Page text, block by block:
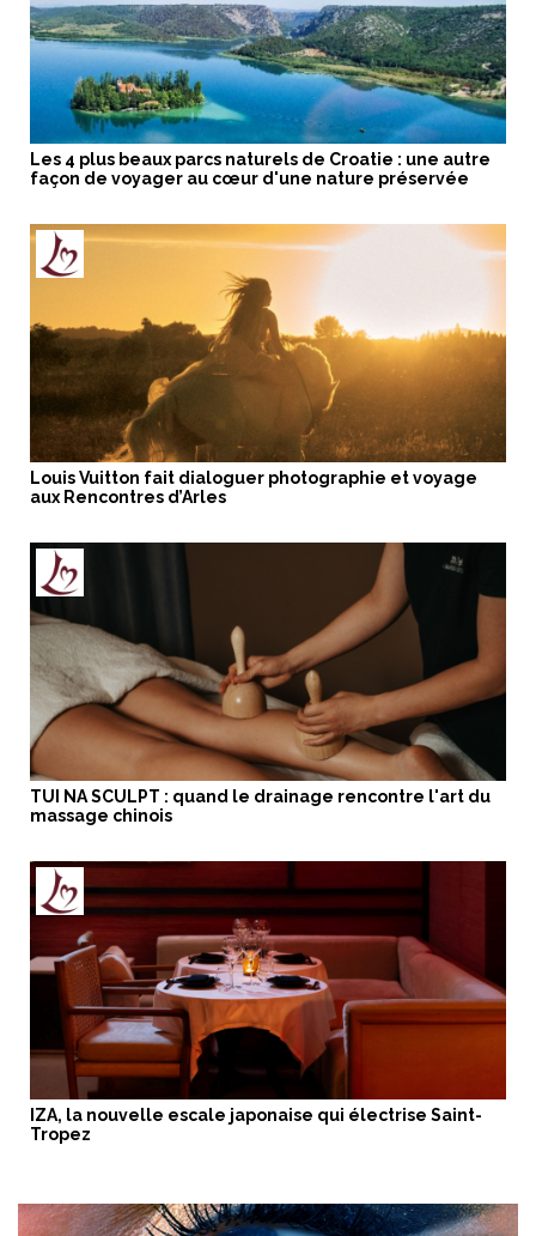
Les 4 plus beaux parcs naturels de Croatie : une autre
façon de voyager au cœur d'une nature préservée
Louis Vuitton fait dialoguer photographie et voyage
aux Rencontres d’Arles
TUI NA SCULPT : quand le drainage rencontre l'art du
massage chinois
IZA, la nouvelle escale japonaise qui électrise Saint-
Tropez